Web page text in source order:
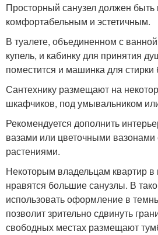
Просторный санузел должен
комфортабельным и эстетичным.
В туалете, объединенном с
купель, и кабинку для принятия
поместится и машинка для стирки
Сантехнику размещают на
шкафчиков, под умывальником
Рекомендуется дополнить
вазами или цветочными
растениями.
Некоторым владельцам квартир в
нравятся большие санузлы. В
использовать оформление в
позволит зрительно сдвинуть
свободных местах размещают